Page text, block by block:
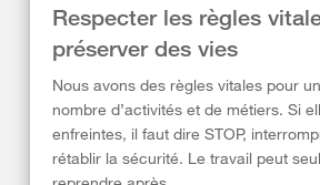
Respecter les règles
préserver des vies
Nous avons des règles vitales pour
nombre d’activités et de métiers. Si
enfreintes, il faut dire STOP,
rétablir la sécurité. Le travail peut